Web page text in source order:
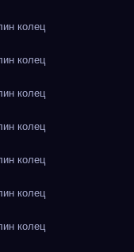
колец
колец
колец
колец
колец
колец
колец